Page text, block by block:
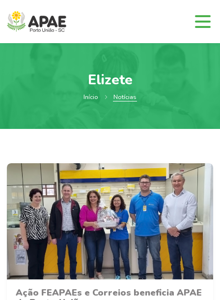
Elizete
Início Notícias
Ação FEAPAEs e Correios beneficia APAE